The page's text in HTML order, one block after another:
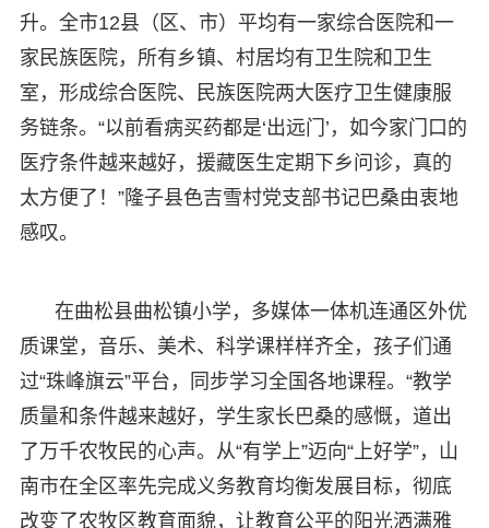
升。全市12县（区、市）平均有一家综合医院和一
家民族医院，所有乡镇、村居均有卫生院和卫生
室，形成综合医院、民族医院两大医疗卫生健康服
务链条。“以前看病买药都是‘出远门’，如今家门口的
医疗条件越来越好，援藏医生定期下乡问诊，真的
太方便了！”隆子县色吉雪村党支部书记巴桑由衷地
感叹。
在曲松县曲松镇小学，多媒体一体机连通区外优
质课堂，音乐、美术、科学课样样齐全，孩子们通
过“珠峰旗云”平台，同步学习全国各地课程。“教学
质量和条件越来越好，学生家长巴桑的感慨，道出
了万千农牧民的心声。从“有学上”迈向“上好学”，山
南市在全区率先完成义务教育均衡发展目标，彻底
改变了农牧区教育面貌，让教育公平的阳光洒满雅